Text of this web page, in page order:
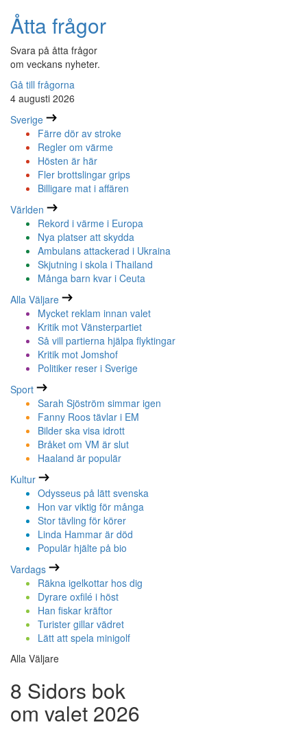
Åtta frågor
Svara på åtta frågor
om veckans nyheter.
Gå till frågorna
4 augusti 2026
Sverige
Färre dör av stroke
Regler om värme
Hösten är här
Fler brottslingar grips
Billigare mat i affären
Världen
Rekord i värme i Europa
Nya platser att skydda
Ambulans attackerad i Ukraina
Skjutning i skola i Thailand
Många barn kvar i Ceuta
Alla Väljare
Mycket reklam innan valet
Kritik mot Vänsterpartiet
Så vill partierna hjälpa flyktingar
Kritik mot Jomshof
Politiker reser i Sverige
Sport
Sarah Sjöström simmar igen
Fanny Roos tävlar i EM
Bilder ska visa idrott
Bråket om VM är slut
Haaland är populär
Kultur
Odysseus på lätt svenska
Hon var viktig för många
Stor tävling för körer
Linda Hammar är död
Populär hjälte på bio
Vardags
Räkna igelkottar hos dig
Dyrare oxfilé i höst
Han fiskar kräftor
Turister gillar vädret
Lätt att spela minigolf
Alla Väljare
8 Sidors bok
om valet 2026